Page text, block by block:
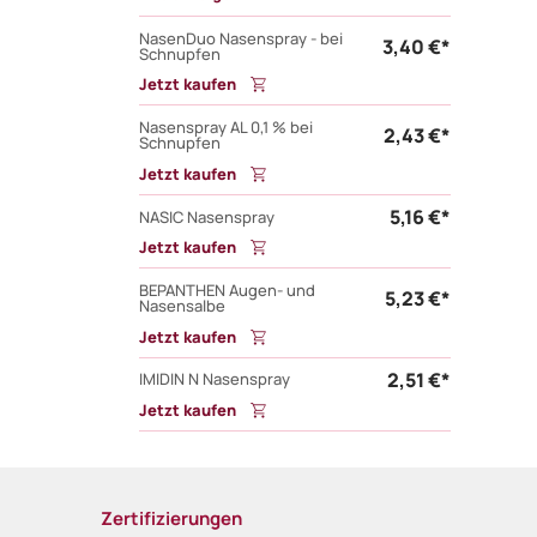
NasenDuo Nasenspray - bei
Schnupfen 3,40 €*
Jetzt kaufen
Nasenspray AL 0,1 % bei
Schnupfen 2,43 €*
Jetzt kaufen
NASIC Nasenspray
5,16 €*
Jetzt kaufen
BEPANTHEN Augen- und
Nasensalbe 5,23 €*
Jetzt kaufen
IMIDIN N Nasenspray
2,51 €*
Jetzt kaufen
Zertifizierungen